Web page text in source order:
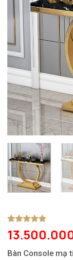
5trên 5
dựa trên
1
Bàn Console mạ